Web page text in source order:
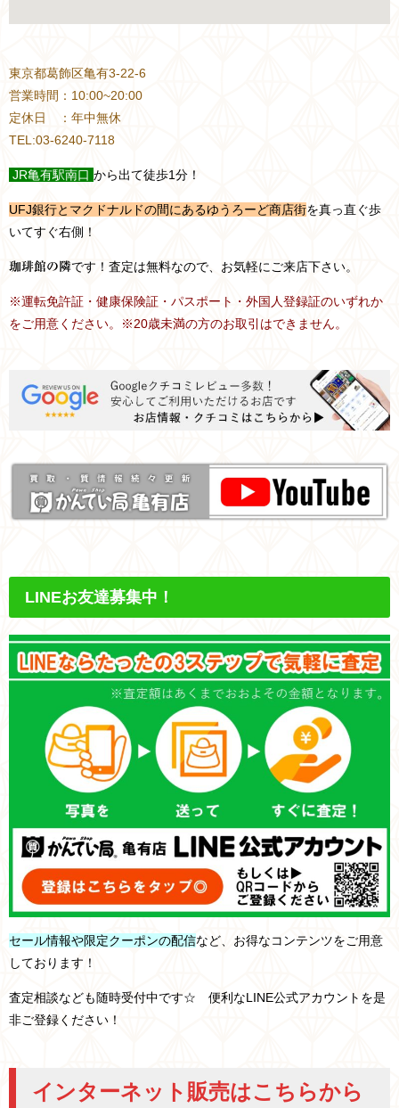
東京都葛飾区亀有3-22-6
営業時間：10:00~20:00
定休日 ：年中無休
TEL:03-6240-7118
JR亀有駅南口 から出て徒歩1分！
UFJ銀行とマクドナルドの間にあるゆうろーど商店街を真っ直ぐ歩
いてすぐ右側！
珈琲館の隣です！査定は無料なので、お気軽にご来店下さい。
※運転免許証・健康保険証・パスポート・外国人登録証のいずれか
をご用意ください。※20歳未満の方のお取引はできません。
LINEお友達募集中！
セール情報や限定クーポンの配信など、お得なコンテンツをご用意
しております！
査定相談なども随時受付中です☆ 便利なLINE公式アカウントを是
非ご登録ください！
インターネット販売はこちらから